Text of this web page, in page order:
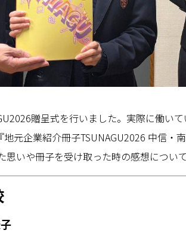
贈呈式を行いました。実際に働い
元企業紹介冊子TSUNAGU2026 中信・
思いや冊子を受け取った時の感想につい